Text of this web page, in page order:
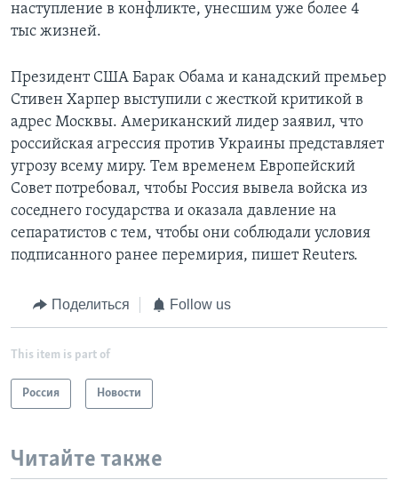
наступление в конфликте, унесшим уже более 4
тыс жизней.
Президент США Барак Обама и канадский премьер
Стивен Харпер выступили с жесткой критикой в
адрес Москвы. Американский лидер заявил, что
российская агрессия против Украины представляет
угрозу всему миру. Тем временем Европейский
Совет потребовал, чтобы Россия вывела войска из
соседнего государства и оказала давление на
сепаратистов с тем, чтобы они соблюдали условия
подписанного ранее перемирия, пишет Reuters.
Поделиться Follow us
This item is part of
Россия Новости
Читайте также